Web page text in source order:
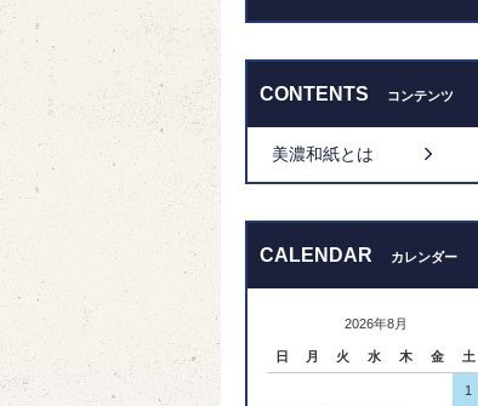
CONTENTS コンテンツ
美濃和紙とは
CALENDAR カレンダー
2026年8月
日 月 火 水 木 金 土
1